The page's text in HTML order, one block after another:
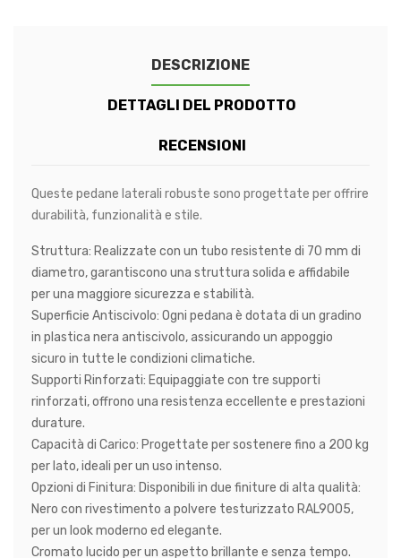
DESCRIZIONE
DETTAGLI DEL PRODOTTO
RECENSIONI
Queste pedane laterali robuste sono progettate per offrire
durabilità, funzionalità e stile.
Struttura: Realizzate con un tubo resistente di 70 mm di
diametro, garantiscono una struttura solida e affidabile
per una maggiore sicurezza e stabilità.
Superficie Antiscivolo: Ogni pedana è dotata di un gradino
in plastica nera antiscivolo, assicurando un appoggio
sicuro in tutte le condizioni climatiche.
Supporti Rinforzati: Equipaggiate con tre supporti
rinforzati, offrono una resistenza eccellente e prestazioni
durature.
Capacità di Carico: Progettate per sostenere fino a 200 kg
per lato, ideali per un uso intenso.
Opzioni di Finitura: Disponibili in due finiture di alta qualità:
Nero con rivestimento a polvere testurizzato RAL9005,
per un look moderno ed elegante.
Cromato lucido per un aspetto brillante e senza tempo.